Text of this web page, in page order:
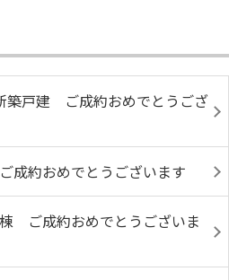
築戸建 ご成約おめでとうござ
成約おめでとうございます
ご成約おめでとうございま